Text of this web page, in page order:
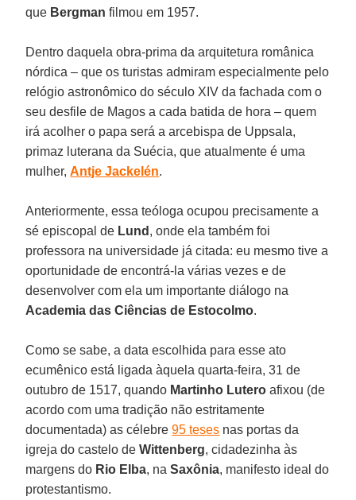
que Bergman filmou em 1957.
Dentro daquela obra-prima da arquitetura românica
nórdica – que os turistas admiram especialmente pelo
relógio astronômico do século XIV da fachada com o
seu desfile de Magos a cada batida de hora – quem
irá acolher o papa será a arcebispa de Uppsala,
primaz luterana da Suécia, que atualmente é uma
mulher,Antje Jackelén.
Anteriormente, essa teóloga ocupou precisamente a
sé episcopal de Lund , onde ela também foi
professora na universidade já citada: eu mesmo tive a
oportunidade de encontrá-la várias vezes e de
desenvolver com ela um importante diálogo na
Academia das Ciências de Estocolmo.
Como se sabe, a data escolhida para esse ato
ecumênico está ligada àquela quarta-feira, 31 de
outubro de 1517, quando Martinho Lutero afixou (de
acordo com uma tradição não estritamente
documentada) as célebre95 teses nas portas da
igreja do castelo deWittenberg, cidadezinha às
margens do Rio Elba, naSaxônia, manifesto ideal do
protestantismo.